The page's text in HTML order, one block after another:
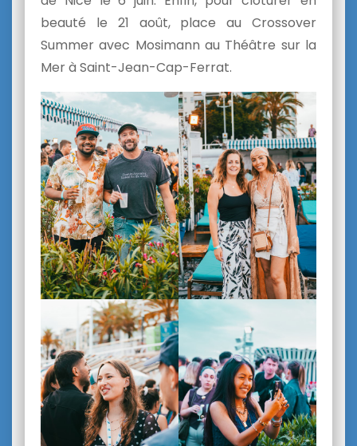
beauté le 21 août, place au Crossover
Summer avec Mosimann au Théâtre sur la
Mer à Saint-Jean-Cap-Ferrat.